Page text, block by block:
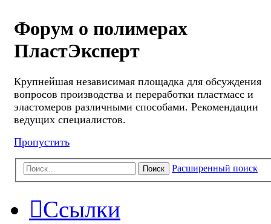
Форум о полимерах
ПластЭксперт
Крупнейшая независимая площадка для обсуждения
вопросов производства и переработки пластмасс и
эластомеров различными способами. Рекомендации
ведущих специалистов.
Пропустить
Поиск Расширенный поиск
Ссылки